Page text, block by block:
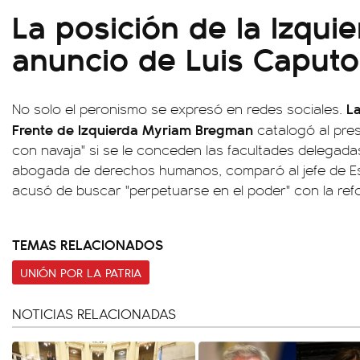
La posición de la
anuncio de Luis Caputo
No solo el peronismo se expresó en redes sociales.
Frente de Izquierda Myriam Bregman catalogó al
con navaja" si se le conceden las facultades
abogada de derechos humanos, comparó al jefe de
acusó de buscar "perpetuarse en el poder" con la
TEMAS RELACIONADOS
UNIÓN POR LA PATRIA
NOTICIAS RELACIONADAS